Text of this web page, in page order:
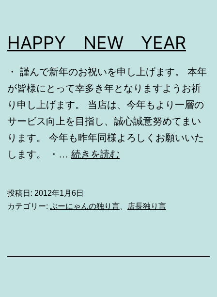
HAPPY NEW YEAR
・ 謹んで新年のお祝いを申し上げます。 本年
が皆様にとって幸多き年となりますようお祈
り申し上げます。 当店は、今年もより一層の
サービス向上を目指し、誠心誠意努めてまい
ります。 今年も昨年同様よろしくお願いいた
します。 ・… 続きを読む
投稿日: 2012年1月6日
カテゴリー: ぶーにゃんの独り言、 店長独り言